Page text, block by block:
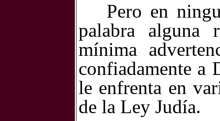
Pero en
palabra alguna
mínima
confiadamente a
le enfrenta en
de la Ley Judía.